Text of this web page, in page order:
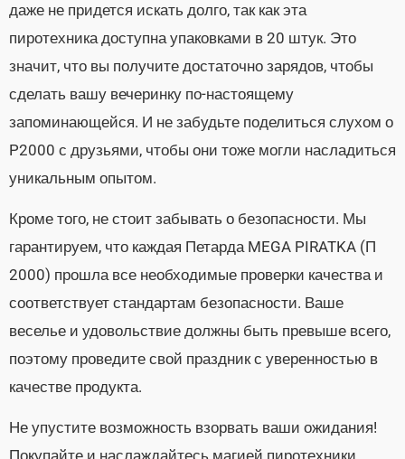
даже не придется искать долго, так как эта
пиротехника доступна упаковками в 20 штук. Это
значит, что вы получите достаточно зарядов, чтобы
сделать вашу вечеринку по-настоящему
запоминающейся. И не забудьте поделиться слухом о
P2000 с друзьями, чтобы они тоже могли насладиться
уникальным опытом.
Кроме того, не стоит забывать о безопасности. Мы
гарантируем, что каждая Петарда MEGA PIRATKA (П
2000) прошла все необходимые проверки качества и
соответствует стандартам безопасности. Ваше
веселье и удовольствие должны быть превыше всего,
поэтому проведите свой праздник с уверенностью в
качестве продукта.
Не упустите возможность взорвать ваши ожидания!
Покупайте и наслаждайтесь магией пиротехники